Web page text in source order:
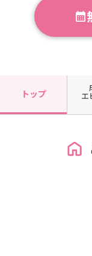
トップ エ